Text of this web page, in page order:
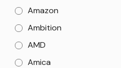
Amazon
Ambition
AMD
Amica